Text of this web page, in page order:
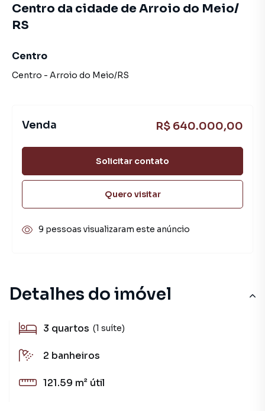
Detalhes do imóvel
3 quartos (1 suíte)
2 banheiros
121.59 m² útil
Centro da cidade de Arroio do Meio/
RS
Centro
Centro - Arroio do Meio/RS
Venda R$ 640.000,00
Solicitar contato
Quero visitar
9 pessoas visualizaram este anúncio